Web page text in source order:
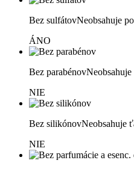
Bez sulfátovNeobsahuje
ÁNO
Bez parabénov
NIE
Bez silikónovNeobsahuje
NIE